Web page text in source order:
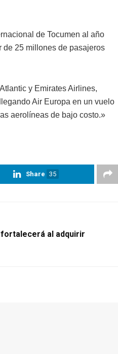
de Tocumen al año
de 25 millones de pasajeros
y Emirates Airlines,
Air Europa en un vuelo
aerolíneas de bajo costo.»
Share 35
fortalecerá al adquirir